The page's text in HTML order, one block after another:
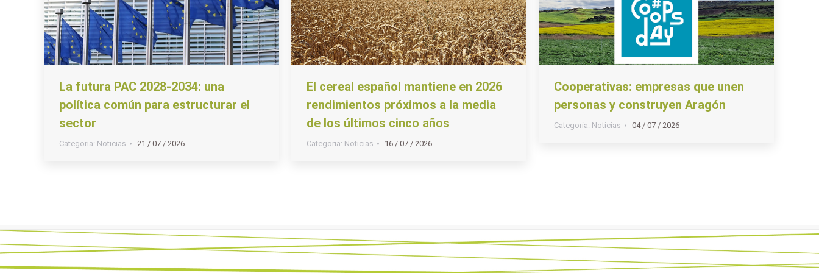
La futura PAC 2028-2034: una
política común para estructurar el
sector
Categoria: Noticias 21 / 07 / 2026
El cereal español mantiene en 2026
rendimientos próximos a la media
de los últimos cinco años
Categoria: Noticias 16 / 07 / 2026
Cooperativas: empresas que unen
personas y construyen Aragón
Categoria: Noticias 04 / 07 / 2026